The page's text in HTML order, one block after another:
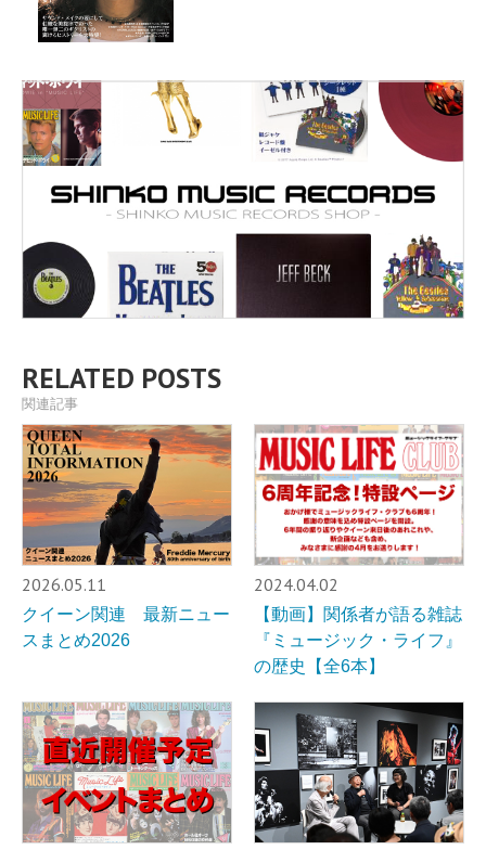
RELATED POSTS
関連記事
2026.05.11
クイーン関連 最新ニュー
スまとめ2026
2024.04.02
【動画】関係者が語る雑誌
『ミュージック・ライフ』
の歴史【全6本】